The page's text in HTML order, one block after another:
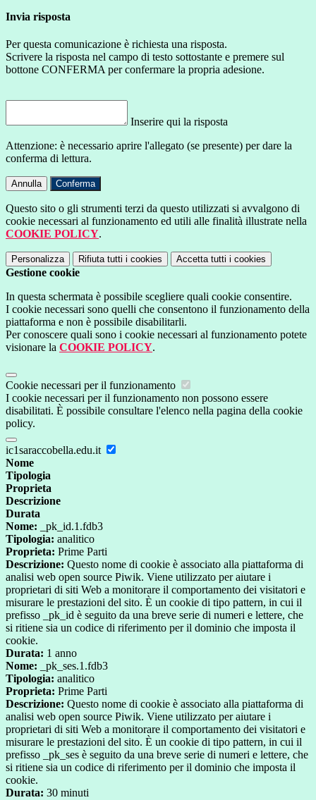
Invia risposta
Per questa comunicazione è richiesta una risposta.
Scrivere la risposta nel campo di testo sottostante e premere sul
bottone CONFERMA per confermare la propria adesione.
Inserire qui la risposta
Attenzione: è necessario aprire l'allegato (se presente) per dare la
conferma di lettura.
Annulla Conferma
Questo sito o gli strumenti terzi da questo utilizzati si avvalgono di
cookie necessari al funzionamento ed utili alle finalità illustrate nella
COOKIE POLICY.
Personalizza Rifiuta tutti i cookies Accetta tutti i cookies
Gestione cookie
In questa schermata è possibile scegliere quali cookie consentire.
I cookie necessari sono quelli che consentono il funzionamento della
piattaforma e non è possibile disabilitarli.
Per conoscere quali sono i cookie necessari al funzionamento potete
visionare la COOKIE POLICY.
Cookie necessari per il funzionamento
I cookie necessari per il funzionamento non possono essere
disabilitati. È possibile consultare l'elenco nella pagina della cookie
policy.
ic1saraccobella.edu.it
Nome
Tipologia
Proprieta
Descrizione
Durata
Nome: _pk_id.1.fdb3
Tipologia: analitico
Proprieta: Prime Parti
Descrizione: Questo nome di cookie è associato alla piattaforma di
analisi web open source Piwik. Viene utilizzato per aiutare i
proprietari di siti Web a monitorare il comportamento dei visitatori e
misurare le prestazioni del sito. È un cookie di tipo pattern, in cui il
prefisso _pk_id è seguito da una breve serie di numeri e lettere, che
si ritiene sia un codice di riferimento per il dominio che imposta il
cookie.
Durata: 1 anno
Nome: _pk_ses.1.fdb3
Tipologia: analitico
Proprieta: Prime Parti
Descrizione: Questo nome di cookie è associato alla piattaforma di
analisi web open source Piwik. Viene utilizzato per aiutare i
proprietari di siti Web a monitorare il comportamento dei visitatori e
misurare le prestazioni del sito. È un cookie di tipo pattern, in cui il
prefisso _pk_ses è seguito da una breve serie di numeri e lettere, che
si ritiene sia un codice di riferimento per il dominio che imposta il
cookie.
Durata: 30 minuti